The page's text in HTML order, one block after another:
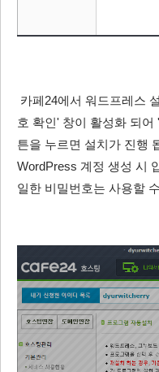
카페24에서 워드프레스
호 확인' 창이 활성화 되
튼을 누르면 설치가 진행
WordPress 계정 생성 시
일한 비밀번호는 사용할